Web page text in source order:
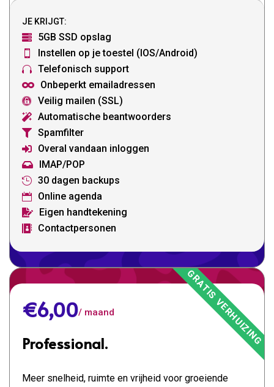
JE KRIJGT:

5GB SSD opslag
 Instellen op je toestel (IOS/Android)
 Telefonisch support
 Onbeperkt emailadressen
 Veilig mailen (SSL)
 Automatische beantwoorders
 Spamfilter
 Overal vandaan inloggen
 IMAP/POP
 30 dagen backups
 Online agenda
 Eigen handtekening
 Contactpersonen
€6,00/ maand
Professional.
Meer snelheid, ruimte en vrijheid voor groeiende